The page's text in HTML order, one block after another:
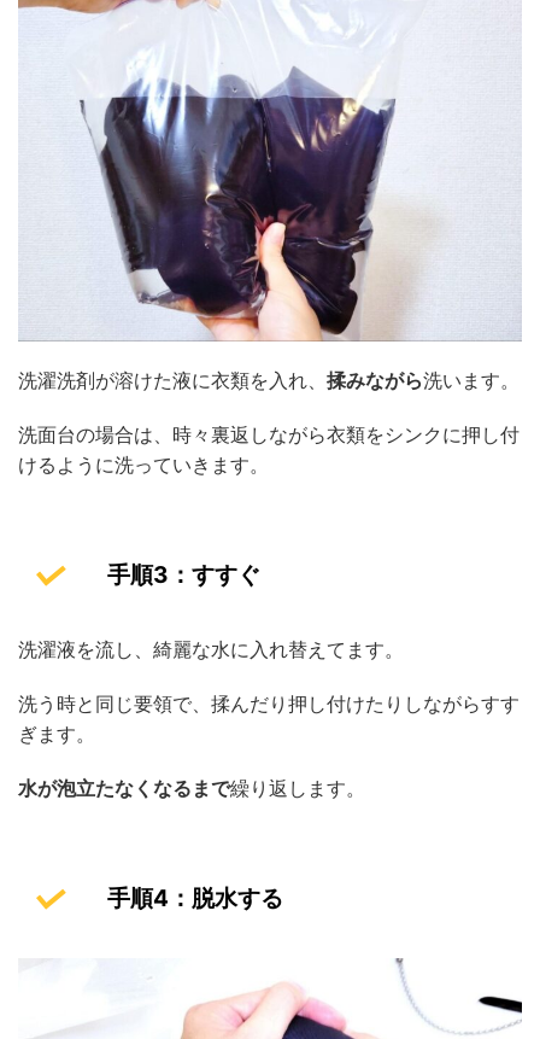
洗濯洗剤が溶けた液に衣類を入れ、 揉みながら洗います。
洗面台の場合は、時々裏返しながら衣類をシンクに押し付
けるように洗っていきます。
手順3：すすぐ
洗濯液を流し、綺麗な水に入れ替えてます。
洗う時と同じ要領で、揉んだり押し付けたりしながらすす
ぎます。
水が泡立たなくなるまで繰り返します。
手順4：脱水する